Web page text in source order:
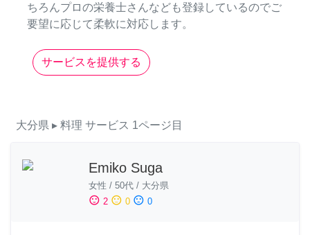
ちろんプロの栄養士さんなども登録しているのでご
要望に応じて柔軟に対応します。
サービスを提供する
大分県 ▸ 料理 サービス 1ページ目
Emiko Suga
女性 / 50代 / 大分県
sentiment_satisfied 2 sentiment_neutral 0 sentiment_dissatisfied 0